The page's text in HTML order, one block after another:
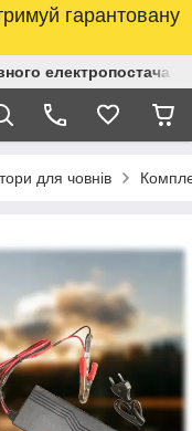
гарантовану
для човнів